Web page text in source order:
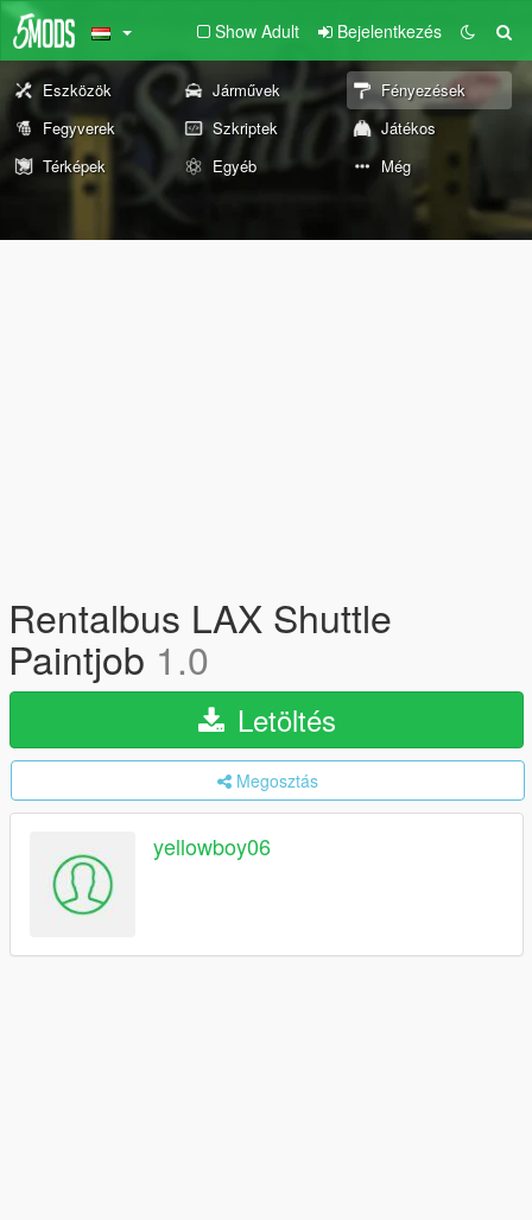
Show Adult Bejelentkezés
Eszközök Járművek
Fényezések
Fegyverek
Szkriptek
Játékos
Térképek
Egyéb Még
Rentalbus LAX Shuttle
Paintjob 1.0
Letöltés
Megosztás
yellowboy06